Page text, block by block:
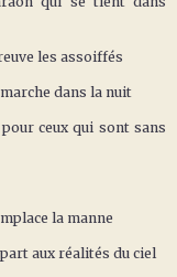
les assoiffés
dans la nuit
ceux qui sont sans
la manne
aux réalités du ciel